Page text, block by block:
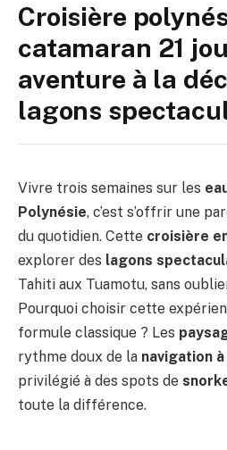
Croisière
catamaran 21
aventure à la
lagons
Vivre trois semaines sur les
Polynésie, c’est s’offrir une
du quotidien. Cette croisière
explorer des lagons
Tahiti aux Tuamotu, sans
Pourquoi choisir cette
formule classique ? Les
rythme doux de la navigation
privilégié à des spots de
toute la différence.